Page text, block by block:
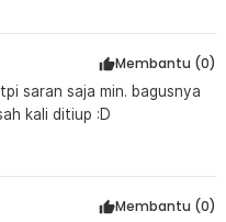
Membantu (0)
saran saja min. bagusnya
kali ditiup :D
Membantu (0)